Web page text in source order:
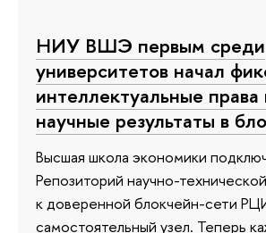
НИУ ВШЭ первым среди
университетов начал
интеллектуальные права
научные результаты в
Высшая школа экономики
Репозиторий научно-
к доверенной блокчейн-сети
самостоятельный узел. Теперь